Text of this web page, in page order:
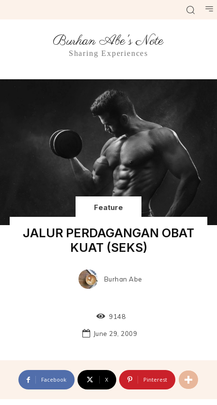
Burhan Abe's Note
Sharing Experiences
Feature
JALUR PERDAGANGAN OBAT
KUAT (SEKS)
Burhan Abe
9148
June 29, 2009
Facebook X Pinterest